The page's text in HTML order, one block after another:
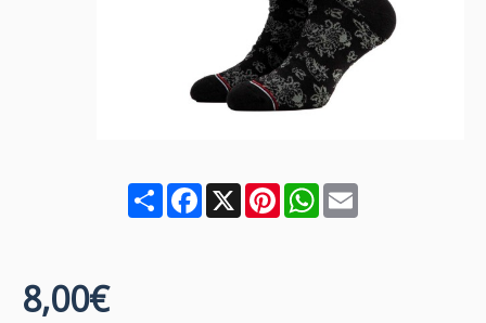
ShareFacebook
X PinterestWhatsApp
Email
8,00€